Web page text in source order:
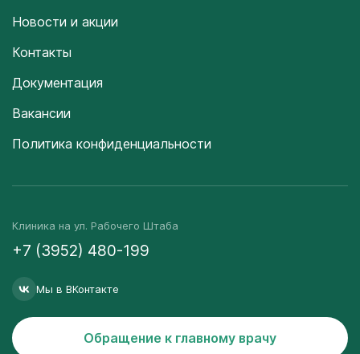
Новости и акции
Контакты
Документация
Вакансии
Политика конфиденциальности
Клиника на ул. Рабочего Штаба
+7 (3952) 480-199
Мы в ВКонтакте
Обращение к главному врачу